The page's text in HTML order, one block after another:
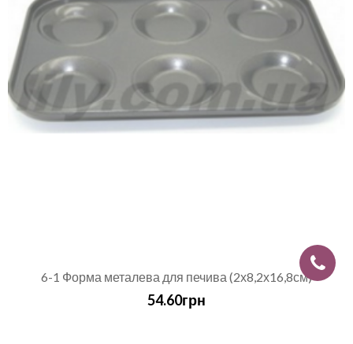
6-1 Форма металева для печива (2х8,2х16,8см)
54.60грн